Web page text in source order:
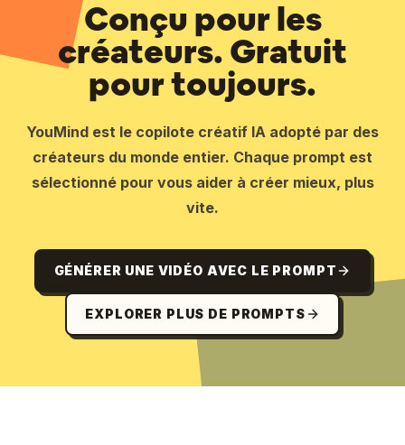
Conçu pour les
créateurs. Gratuit
pour toujours.
YouMind est le copilote créatif IA adopté par des
créateurs du monde entier. Chaque prompt est
sélectionné pour vous aider à créer mieux, plus
vite.
GÉNÉRER UNE VIDÉO AVEC LE PROMPT
EXPLORER PLUS DE PROMPTS